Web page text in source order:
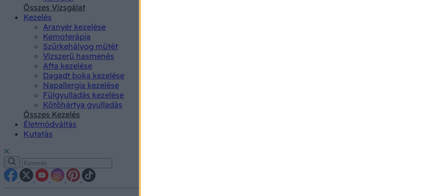
Összes Vizsgálat
Kezelés
Aranyér kezelése
Kemoterápia
Szürkehályog műtét
Vízszerű hasmenés
Afta kezelése
Dagadt boka kezelése
Napallergia kezelése
Fülgyulladás kezelése
Kötőhártya gyulladás
Összes Kezelés
Életmódváltás
Kutatás